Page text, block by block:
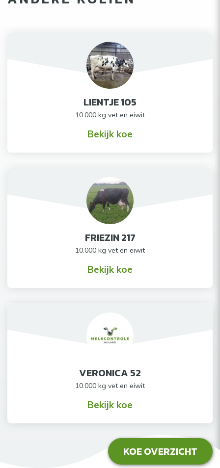
LIENTJE 105
10.000 kg vet en eiwit
Bekijk koe
FRIEZIN 217
10.000 kg vet en eiwit
Bekijk koe
VERONICA 52
10.000 kg vet en eiwit
Bekijk koe
KOE OVERZICHT